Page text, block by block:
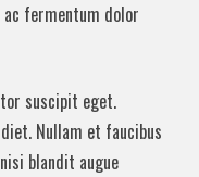
fermentum dolor
suscipit eget.
Nullam et faucibus
blandit augue